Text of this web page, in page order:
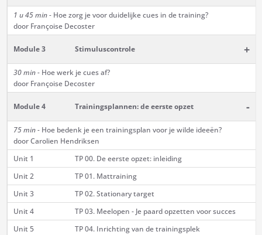
1 u 45 min -Hoe zorg je voor duidelijke cues in de training?
door Françoise Decoster
Module 3 Stimuluscontrole +
30 min -Hoe werk je cues af?
door Françoise Decoster
Module 4 Trainingsplannen: de eerste opzet -
75 min -Hoe bedenk je een trainingsplan voor je wilde ideeën?
door Carolien Hendriksen
Unit 1
TP 00. De eerste opzet: inleiding
Unit 2
TP 01. Mattraining
Unit 3
TP 02. Stationary target
Unit 4
TP 03. Meelopen - Je paard opzetten voor succes
Unit 5
TP 04. Inrichting van de trainingsplek